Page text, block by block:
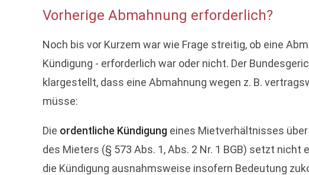
Vorherige Abmahnung erforderlich?
Noch bis vor Kurzem war wie Frage streitig, ob eine
Kündigung - erforderlich war oder nicht. Der
klargestellt, dass eine Abmahnung wegen z. B.
müsse:
Die ordentliche Kündigung eines Mietverhältnisses
des Mieters (§ 573 Abs. 1, Abs. 2 Nr. 1 BGB) setzt
die Kündigung ausnahmsweise insofern Bedeutung